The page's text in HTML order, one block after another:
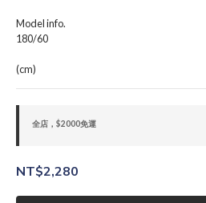
Model info.
180/60
(cm)
全店，$2000免運
NT$2,280